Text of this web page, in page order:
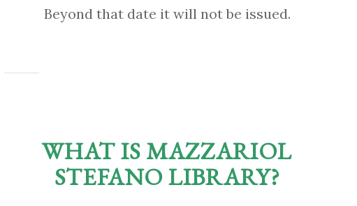
Beyond that date it will not be issued.
WHAT IS MAZZARIOL
STEFANO LIBRARY?